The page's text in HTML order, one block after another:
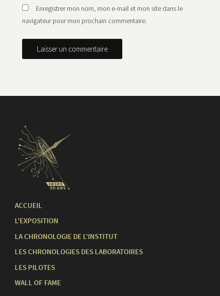
Enregistrer mon nom, mon e-mail et mon site dans le
navigateur pour mon prochain commentaire.
ACCUEIL
L'EXPOSITION
LA CHRONOLOGIE DE L'INSTITUT
LES CHRONOLOGIES DES LABORATOIRES
LES PILOTES
WALL OF FAME